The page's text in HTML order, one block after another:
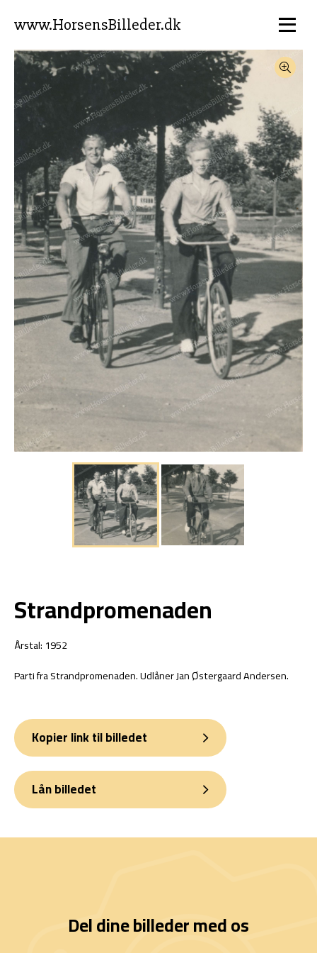
www.HorsensBilleder.dk
Strandpromenaden
Årstal: 1952
Parti fra Strandpromenaden. Udlåner Jan Østergaard Andersen.
Kopier link til billedet
Lån billedet
Del dine billeder med os